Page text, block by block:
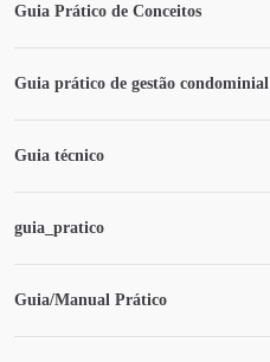
Guia Prático de Conceitos
Guia prático de gestão condominial
Guia técnico
guia_pratico
Guia/Manual Prático